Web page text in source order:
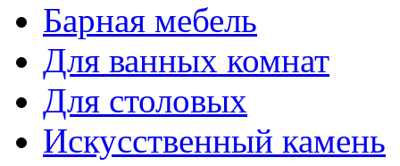
Барная мебель
Для ванных комнат
Для столовых
Искусственный камень